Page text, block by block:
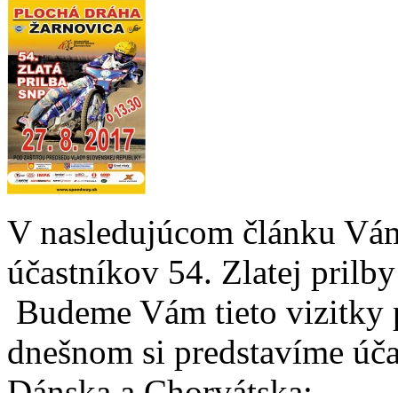
V nasledujúcom článku
účastníkov 54. Zlatej
Budeme Vám tieto vizitky
dnešnom si predstavíme